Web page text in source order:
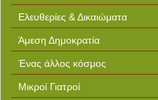
Ελευθερίες & Δικαιώματα
Άμεση Δημοκρατία
Ένας άλλος κόσμος
Μικροί Γιατροί